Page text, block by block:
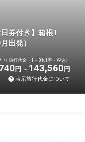
券付き】箱根1
出発）
り 旅行代金（1～3名1室・税込）
円 143,560 円
表示旅行代金について